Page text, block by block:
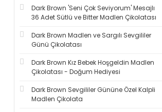
Dark Brown 'Seni Çok Seviyorum' Mesajlı
36 Adet Sütlü ve Bitter Madlen Çikolatası
Dark Brown Madlen ve Sargılı Sevgililer
Günü Çikolatası
Dark Brown Kız Bebek Hoşgeldin Madlen
Çikolatası - Doğum Hediyesi
Dark Brown Sevgililer Gününe Özel Kalpli
Madlen Çikolata